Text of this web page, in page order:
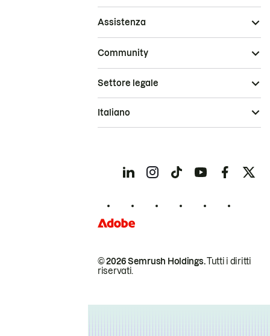
Assistenza
Community
© 2026 Semrush Holdings.Tutti i diritti
riservati.
Settore legale
Italiano